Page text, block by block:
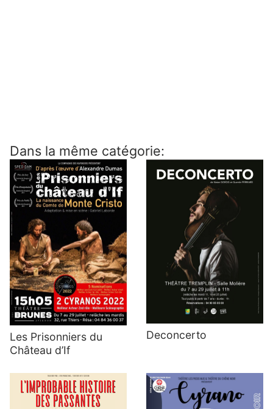
Dans la même catégorie:
Les Prisonniers du
Château d’If
Deconcerto